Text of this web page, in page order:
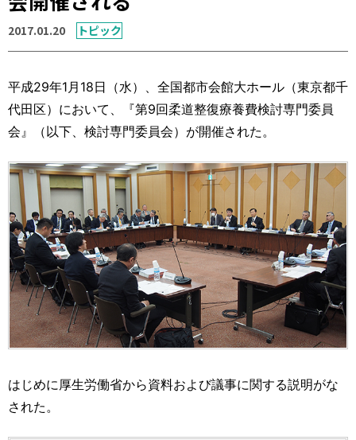
学会・セミナー情報
運営元 お問い合わせ
2017.01.20 トピック
平成29年1月18日（水）、全国都市会館大ホール（東京都千
代田区）において、『第9回柔道整復療養費検討専門委員
会』（以下、検討専門委員会）が開催された。
はじめに厚生労働省から資料および議事に関する説明がな
された。